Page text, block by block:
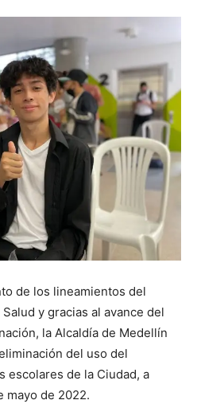
de los lineamientos del
y gracias al avance del
la Alcaldía de Medellín
del uso del
escolares de la Ciudad, a
mayo de 2022.